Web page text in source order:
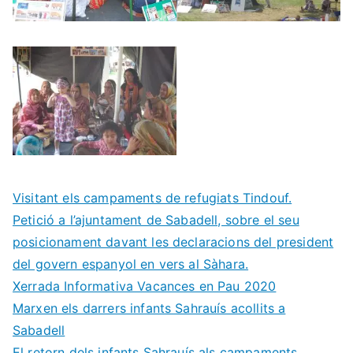
Visitant els campaments de refugiats Tindouf.
Petició a l’ajuntament de Sabadell, sobre el seu
posicionament davant les declaracions del president
del govern espanyol en vers al Sàhara.
Xerrada Informativa Vacances en Pau 2020
Marxen els darrers infants Sahrauís acollits a
Sabadell